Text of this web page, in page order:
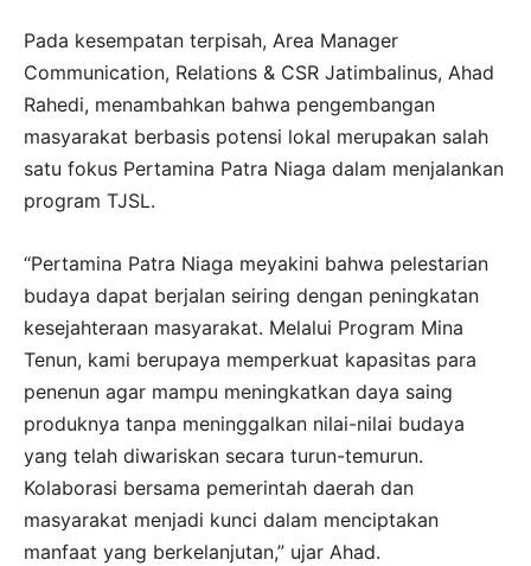
Pada kesempatan terpisah, Area Manager
Communication, Relations & CSR Jatimbalinus, Ahad
Rahedi, menambahkan bahwa pengembangan
masyarakat berbasis potensi lokal merupakan salah
satu fokus Pertamina Patra Niaga dalam menjalankan
program TJSL.
“Pertamina Patra Niaga meyakini bahwa pelestarian
budaya dapat berjalan seiring dengan peningkatan
kesejahteraan masyarakat. Melalui Program Mina
Tenun, kami berupaya memperkuat kapasitas para
penenun agar mampu meningkatkan daya saing
produknya tanpa meninggalkan nilai-nilai budaya
yang telah diwariskan secara turun-temurun.
Kolaborasi bersama pemerintah daerah dan
masyarakat menjadi kunci dalam menciptakan
manfaat yang berkelanjutan,” ujar Ahad.